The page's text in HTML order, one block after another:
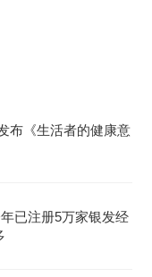
布《生活者的健康意
已注册5万家银发经